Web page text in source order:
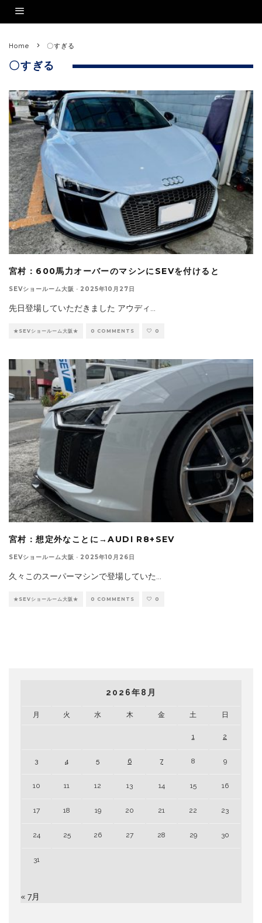
Home 〇すぎる
〇すぎる
宮村：600馬力オーバーのマシンにSEVを付けると
SEVショールーム大阪 · 2025年10月27日
先日登場していただきました アウディ
★SEVショールーム大阪★ 0 COMMENTS 0
宮村：想定外なことに→AUDI R8+SEV
SEVショールーム大阪 · 2025年10月26日
久々このスーパーマシンで登場していた...
★SEVショールーム大阪★ 0 COMMENTS 0
2026年8月
月 火 水 木 金 土 日
1 2
3 4 5 6 7 8 9
10 11 12 13 14 15 16
17 18 19 20 21 22 23
24 25 26 27 28 29 30
31
« 7月